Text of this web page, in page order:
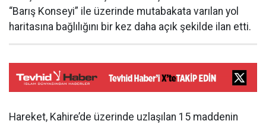
“Barış Konseyi” ile üzerinde mutabakata varılan yol
haritasına bağlılığını bir kez daha açık şekilde ilan etti.
Hareket, Kahire’de üzerinde uzlaşılan 15 maddenin